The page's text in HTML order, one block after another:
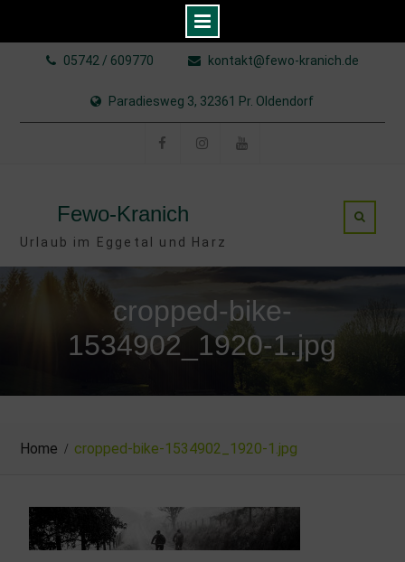
05742 / 609770 kontakt@fewo-kranich.de
Paradiesweg 3, 32361 Pr. Oldendorf
Fewo-Kranich
Urlaub im Eggetal und Harz
cropped-bike-
1534902_1920-1.jpg
Home cropped-bike-1534902_1920-1.jpg